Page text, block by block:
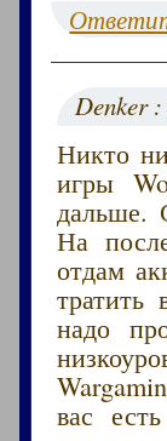
Denker
Никто
игры
дальше.
На
отдам
надо
вас